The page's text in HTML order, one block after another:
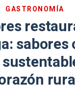
GASTRONOMÍA
sabores